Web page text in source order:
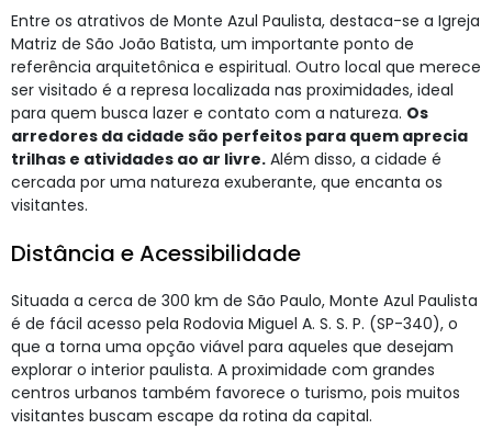
Entre os atrativos de Monte Azul Paulista, destaca-se a Igreja
Matriz de São João Batista, um importante ponto de
referência arquitetônica e espiritual. Outro local que merece
ser visitado é a represa localizada nas proximidades, ideal
para quem busca lazer e contato com a natureza. Os
arredores da cidade são perfeitos para quem aprecia
trilhas e atividades ao ar livre. Além disso, a cidade é
cercada por uma natureza exuberante, que encanta os
visitantes.
Distância e Acessibilidade
Situada a cerca de 300 km de São Paulo, Monte Azul Paulista
é de fácil acesso pela Rodovia Miguel A. S. S. P. (SP-340), o
que a torna uma opção viável para aqueles que desejam
explorar o interior paulista. A proximidade com grandes
centros urbanos também favorece o turismo, pois muitos
visitantes buscam escape da rotina da capital.